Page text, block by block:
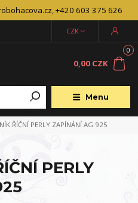
+420 603 375 626
Menu
CZK
0
0,00 CZK
ŘÍČNÍ PERLY ZAPÍNÁNÍ AG 925
PERLY